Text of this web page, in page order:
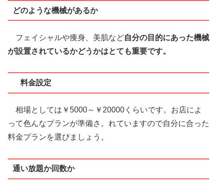
どのような機械があるか
フェイシャルや痩身、美肌など自分の目的にあった機械
が設置されているかどうかはとても重要です。
料金設定
相場としては￥5000～￥20000くらいです。お店によ
って色んなプランが準備さ。れていますので自分に合った
料金プランを選びましょう。
通い放題か回数か